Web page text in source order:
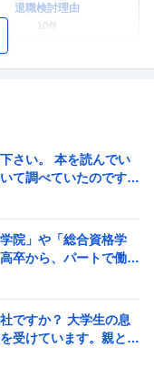
退職検討理由
10件
の活躍・働きやすさ
理由・入社後ギャップ
5
0件
さい。 本を読んでい
て調べていたのです
院」や「総合資格学
卒から、パートで働い
ですか？ 大学生の息
受けています。親とし